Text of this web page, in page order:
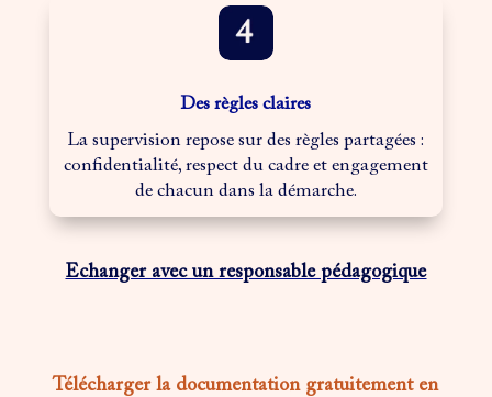
Des règles claires
La supervision repose sur des règles partagées :
confidentialité, respect du cadre et engagement
de chacun dans la démarche.
Echanger avec un responsable pédagogique
Télécharger la documentation gratuitement en